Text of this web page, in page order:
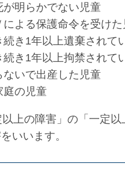
明らかでない児童
よる保護命令を受けた
き1年以上遺棄されて
き1年以上拘禁されて
いで出産した児童
庭の児童
上の障害」の「一定
いいます。